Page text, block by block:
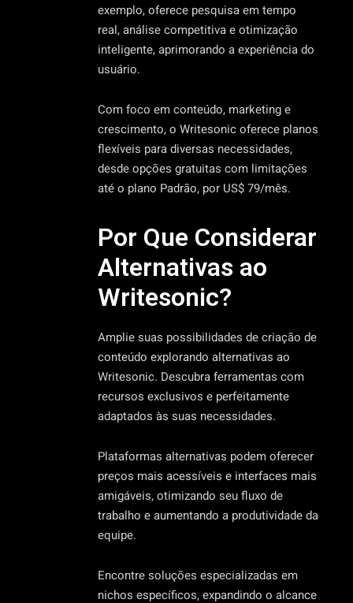
exemplo, oferece pesquisa em tempo
real, análise competitiva e otimização
inteligente, aprimorando a experiência do
usuário.
Com foco em conteúdo, marketing e
crescimento, o Writesonic oferece planos
flexíveis para diversas necessidades,
desde opções gratuitas com limitações
até o plano Padrão, por US$ 79/mês.
Por Que Considerar
Alternativas ao
Writesonic?
Amplie suas possibilidades de criação de
conteúdo explorando alternativas ao
Writesonic. Descubra ferramentas com
recursos exclusivos e perfeitamente
adaptados às suas necessidades.
Plataformas alternativas podem oferecer
preços mais acessíveis e interfaces mais
amigáveis, otimizando seu fluxo de
trabalho e aumentando a produtividade da
equipe.
Encontre soluções especializadas em
nichos específicos, expandindo o alcance